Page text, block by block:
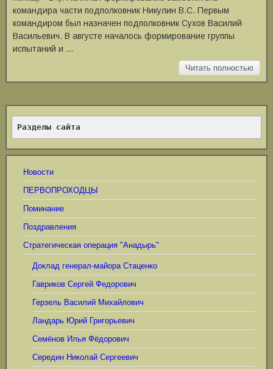
командира части подполковник Никулин В.С. Первым
командиром был назначен подполковник Сухов Василий
Васильевич. В августе началось формирование группы
испытаний и …
Читать полностью
Разделы сайта
Новости
ПЕРВОПРОХОДЦЫ
Поминание
Поздравления
Стратегическая операция "Анадырь"
Доклад генерал-майора Стаценко
Гавриков Сергей Федорович
Герзель Василий Михайлович
Ландарь Юрий Григорьевич
Семёнов Илья Фёдорович
Середин Николай Сергеевич